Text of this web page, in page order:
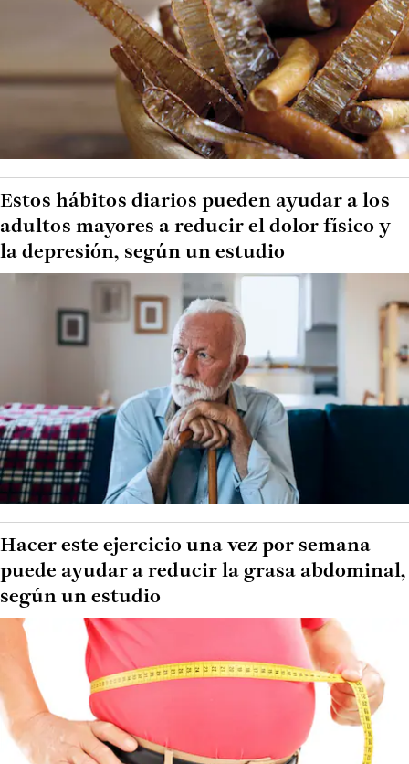
Estos hábitos diarios pueden ayudar a los
adultos mayores a reducir el dolor físico y
la depresión, según un estudio
Hacer este ejercicio una vez por semana
puede ayudar a reducir la grasa abdominal,
según un estudio